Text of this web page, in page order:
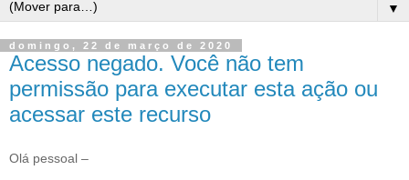
▼
domingo, 22 de março de 2020
Acesso negado. Você não tem
permissão para executar esta ação ou
acessar este recurso
Olá pessoal –